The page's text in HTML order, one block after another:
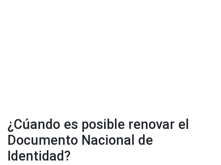
¿Cúando es posible renovar el
Documento Nacional de
Identidad?